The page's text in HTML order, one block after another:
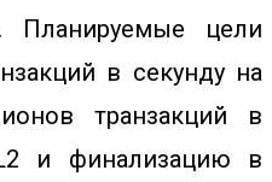
Планируемые цели
в секунду на
транзакций в
и финализацию в